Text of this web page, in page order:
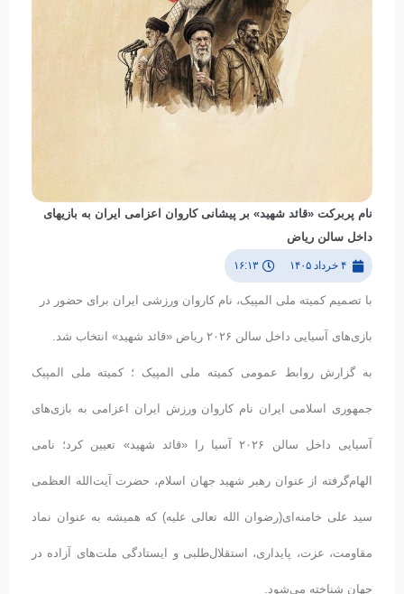
نام پربرکت «قائد شهید» بر پیشانی کاروان اعزامی ایران به بازیهای
داخل سالن ریاض
۴ خرداد ۱۴۰۵ ۱۶:۱۳
با تصمیم کمیته ملی المپیک، نام کاروان ورزشی ایران برای حضور در
بازی‌های آسیایی داخل سالن ۲۰۲۶ ریاض «قائد شهید» انتخاب شد.
به گزارش روابط عمومی کمیته ملی المپیک ؛ کمیته ملی المپیک
جمهوری اسلامی ایران نام کاروان ورزش ایران اعزامی به بازی‌های
آسیایی داخل سالن ۲۰۲۶ آسیا را «قائد شهید» تعیین کرد؛ نامی
الهام‌گرفته از عنوان رهبر شهید جهان اسلام، حضرت آیت‌الله العظمی
سید علی خامنه‌ای(رضوان الله تعالی علیه) که همیشه به عنوان نماد
مقاومت، عزت، پایداری، استقلال‌طلبی و ایستادگی ملت‌های آزاده در
جهان شناخته می‌شود.